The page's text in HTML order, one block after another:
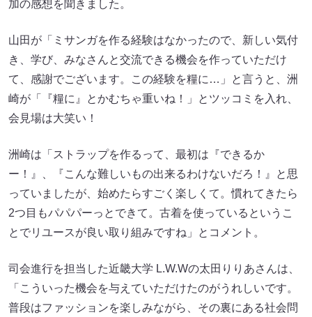
加の感想を聞きました。
山田が「ミサンガを作る経験はなかったので、新しい気付
き、学び、みなさんと交流できる機会を作っていただけ
て、感謝でございます。この経験を糧に…」と言うと、洲
崎が「『糧に』とかむちゃ重いね！」とツッコミを入れ、
会見場は大笑い！
洲崎は「ストラップを作るって、最初は『できるか
ー！』、『こんな難しいもの出来るわけないだろ！』と思
っていましたが、始めたらすごく楽しくて。慣れてきたら
2つ目もパパパーっとできて。古着を使っているというこ
とでリユースが良い取り組みですね」とコメント。
司会進行を担当した近畿大学 L.W.Wの太田りりあさんは、
「こういった機会を与えていただけたのがうれしいです。
普段はファッションを楽しみながら、その裏にある社会問